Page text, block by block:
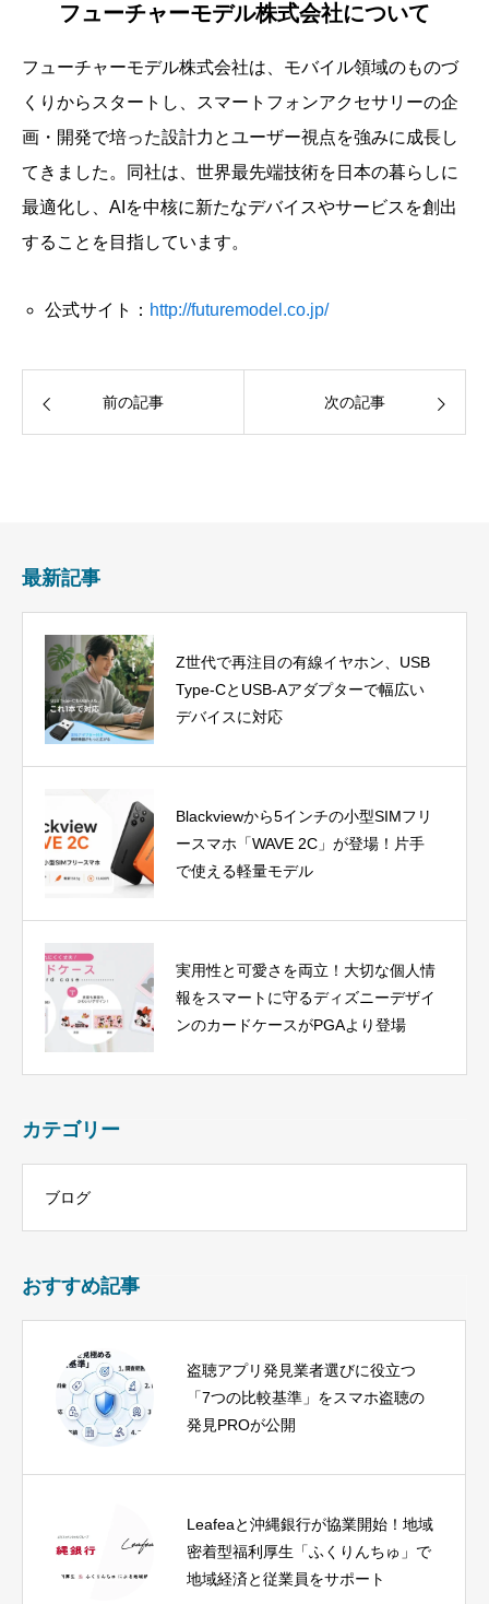
フューチャーモデル株式会社について
フューチャーモデル株式会社は、モバイル領域のものづ
くりからスタートし、スマートフォンアクセサリーの企
画・開発で培った設計力とユーザー視点を強みに成長し
てきました。同社は、世界最先端技術を日本の暮らしに
最適化し、AIを中核に新たなデバイスやサービスを創出
することを目指しています。
公式サイト： http://futuremodel.co.jp/
前の記事 次の記事
最新記事
Z世代で再注目の有線イヤホン、USB
Type-CとUSB-Aアダプターで幅広い
デバイスに対応
Blackviewから5インチの小型SIMフリ
ースマホ「WAVE 2C」が登場！片手
で使える軽量モデル
実用性と可愛さを両立！大切な個人情
報をスマートに守るディズニーデザイ
ンのカードケースがPGAより登場
カテゴリー
ブログ
おすすめ記事
盗聴アプリ発見業者選びに役立つ
「7つの比較基準」をスマホ盗聴の
発見PROが公開
Leafeaと沖縄銀行が協業開始！地域
密着型福利厚生「ふくりんちゅ」で
地域経済と従業員をサポート